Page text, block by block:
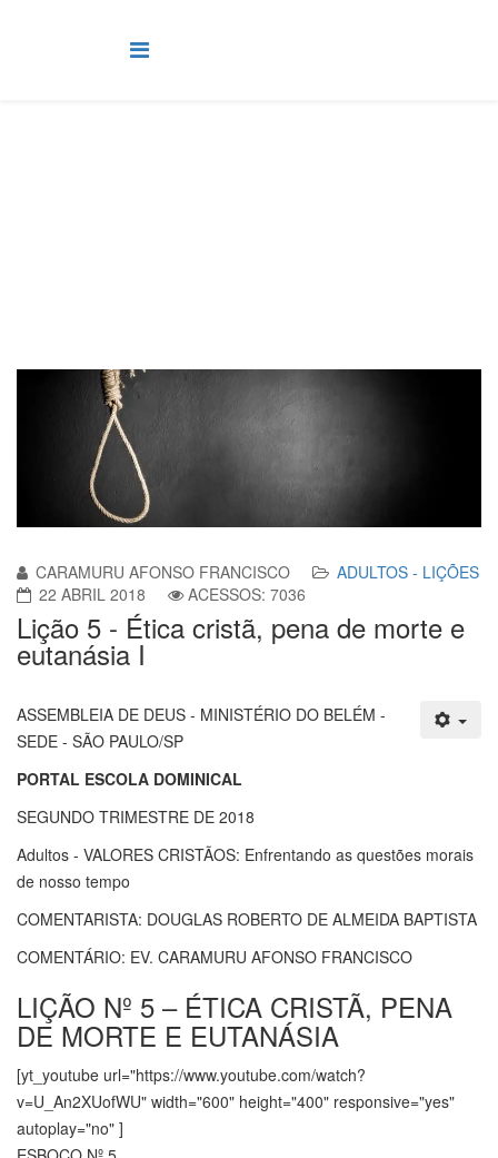
CARAMURU AFONSO FRANCISCO
ADULTOS - LIÇÕES
22 ABRIL 2018
ACESSOS: 7036
Lição 5 - Ética cristã, pena de morte e
eutanásia I
ASSEMBLEIA DE DEUS - MINISTÉRIO DO BELÉM -
SEDE - SÃO PAULO/SP
PORTAL ESCOLA DOMINICAL
SEGUNDO TRIMESTRE DE 2018
Adultos - VALORES CRISTÃOS: Enfrentando as questões morais
de nosso tempo
COMENTARISTA: DOUGLAS ROBERTO DE ALMEIDA BAPTISTA
COMENTÁRIO: EV. CARAMURU AFONSO FRANCISCO
LIÇÃO Nº 5 – ÉTICA CRISTÃ, PENA
DE MORTE E EUTANÁSIA
[yt_youtube url="https://www.youtube.com/watch?
v=U_An2XUofWU" width="600" height="400" responsive="yes"
autoplay="no" ]